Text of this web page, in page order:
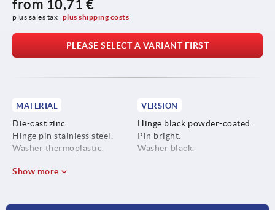
from 10,71 €
plus sales tax plus shipping costs
PLEASE SELECT A VARIANT FIRST
MATERIAL
Die-cast zinc.
Hinge pin stainless steel.
Washer thermoplastic.
VERSION
Hinge black powder-coated.
Pin bright.
Washer black.
Show more